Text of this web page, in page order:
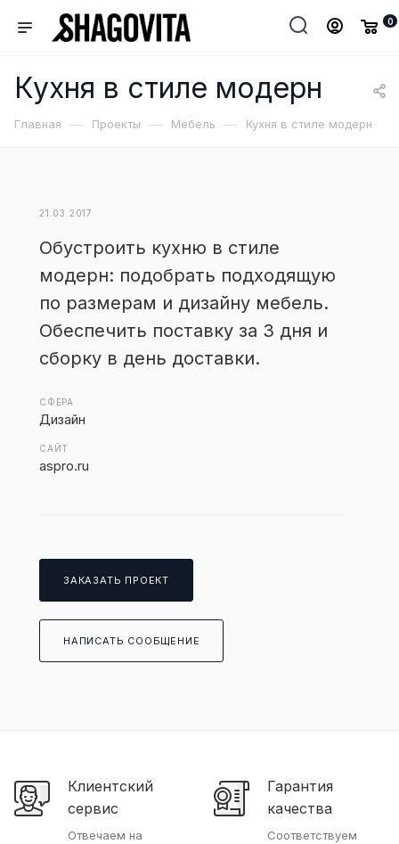
0
Кухня в стиле модерн
Главная — Проекты — Мебель — Кухня в стиле модерн
21.03.2017
Обустроить кухню в стиле
модерн: подобрать подходящую
по размерам и дизайну мебель.
Обеспечить поставку за 3 дня и
сборку в день доставки.
СФЕРА
Дизайн
САЙТ
aspro.ru
ЗАКАЗАТЬ ПРОЕКТ
НАПИСАТЬ СООБЩЕНИЕ
Клиентский
сервис
Отвечаем на
Гарантия
качества
Соответствуем